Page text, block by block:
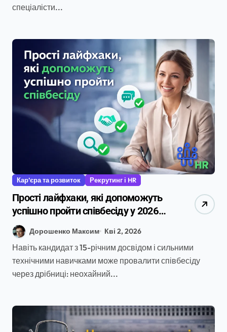
спеціалісти...
Кар’єра та розвиток Рекрутинг і HR
Прості лайфхаки, які допоможуть
успішно пройти співбесіду у 2026
році
Дорошенко Максим Кві 2, 2026
Навіть кандидат з 15-річним досвідом і сильними
технічними навичками може провалити співбесіду
через дрібниці: неохайний...